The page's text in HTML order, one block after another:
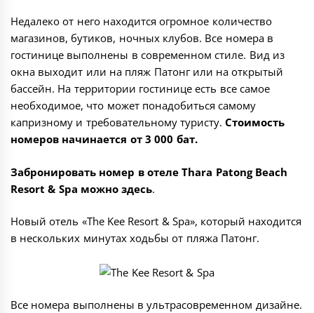
Недалеко от него находится огромное количество
магазинов, бутиков, ночных клубов. Все номера в
гостинице выполнены в современном стиле. Вид из
окна выходит или на пляж Патонг или на открытый
бассейн. На территории гостинице есть все самое
необходимое, что может понадобиться самому
капризному и требовательному туристу.Стоимость
номеров начинается от 3 000 бат.
Забронировать номер в отеле Thara Patong Beach
Resort & Spa можноздесь.
Новый отель «The Kee Resort & Spa», который находится
в нескольких минутах ходьбы от пляжа Патонг.
Все номера выполнены в ультрасовременном дизайне.